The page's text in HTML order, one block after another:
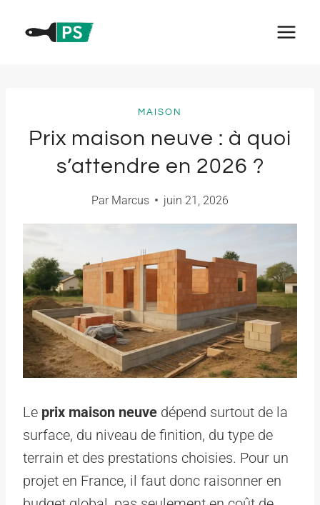
MAISON
Prix maison neuve : à quoi
s’attendre en 2026 ?
Par Marcus juin 21, 2026
Le prix maison neuve dépend surtout de la
surface, du niveau de finition, du type de
terrain et des prestations choisies. Pour un
projet en France, il faut donc raisonner en